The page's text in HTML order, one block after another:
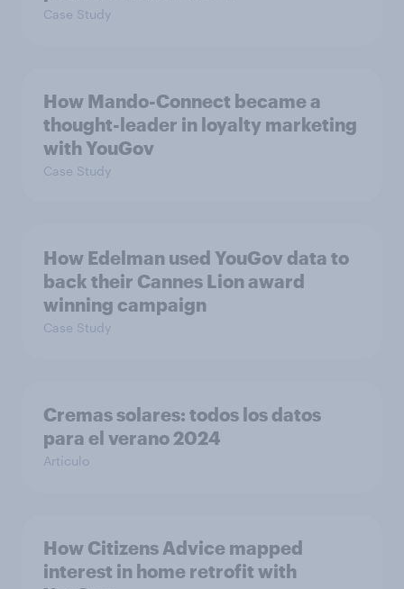
Case Study
How Mando-Connect became a
thought-leader in loyalty marketing
with YouGov
Case Study
How Edelman used YouGov data to
back their Cannes Lion award
winning campaign
Case Study
Cremas solares: todos los datos
para el verano 2024
Artículo
How Citizens Advice mapped
interest in home retrofit with